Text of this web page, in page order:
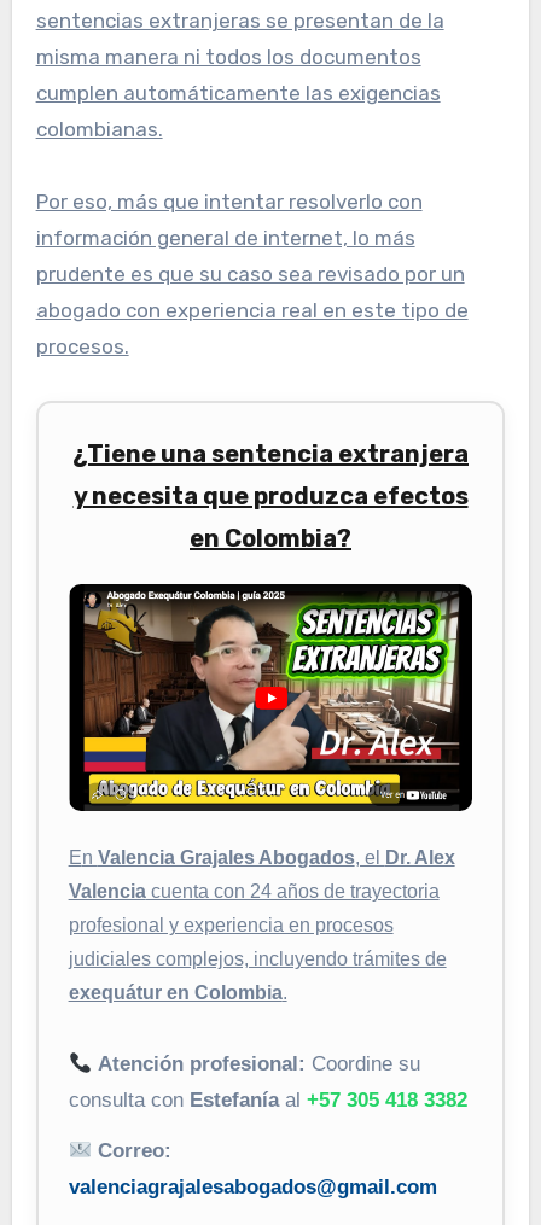
sentencias extranjeras se presentan de la
misma manera ni todos los documentos
cumplen automáticamente las exigencias
colombianas.
Por eso, más que intentar resolverlo con
información general de internet, lo más
prudente es que su caso sea revisado por un
abogado con experiencia real en este tipo de
procesos.
¿Tiene una sentencia extranjera
y necesita que produzca efectos
en Colombia?
En Valencia Grajales Abogados, el
Dr. Alex
Valenciacuenta con 24 años de trayectoria
profesional y experiencia en procesos
judiciales complejos, incluyendo trámites de
exequátur en Colombia.
Atención profesional: Coordine su
consulta con Estefaníaal +57 305 418 3382
Correo:
valenciagrajalesabogados@gmail.com